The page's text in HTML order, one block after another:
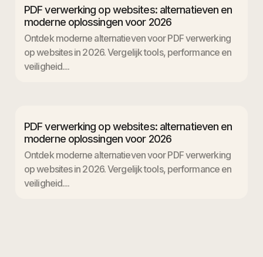
PDF verwerking op websites: alternatieven en
moderne oplossingen voor 2026
Ontdek moderne alternatieven voor PDF verwerking
op websites in 2026. Vergelijk tools, performance en
veiligheid....
PDF verwerking op websites: alternatieven en
moderne oplossingen voor 2026
Ontdek moderne alternatieven voor PDF verwerking
op websites in 2026. Vergelijk tools, performance en
veiligheid....